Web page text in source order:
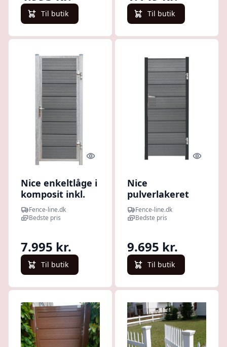
Venstrehængt
Til butik Til butik
Quick look
Nice enkeltlåge i
komposit inkl.
stolper 97cm i
bredden x den
Højrehængt
Fence-line.dk
Bedste pris
7.995 kr.
Til butik
Quick
Nice
pulverlakeret
sort komposit
enkeltlåge inkl.
højde Grå 165cm
Højrehængt
Fence-line.dk
Bedste pris
9.695 kr.
Til butik